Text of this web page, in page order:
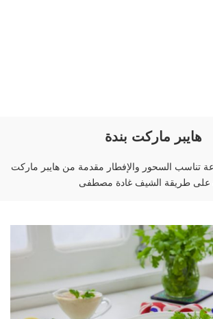
هايبر ماركت بندة
تناسب السحور والإفطار مقدمة من هايبر ماركت
على طريقة الشيف غادة مصطفى